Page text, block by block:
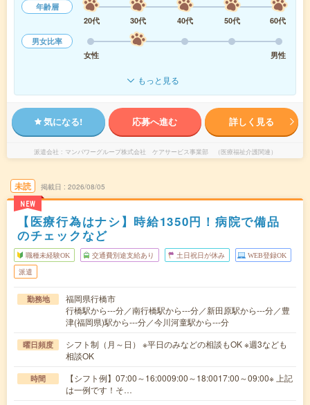
年齢層
20代
30代 40代 50代
60代
男女比率
女性
男性
もっと見る
気になる! 応募へ進む 詳しく見る
派遣会社 マンパワーグループ株式会社 ケアサービス事業部 （医療福祉介護関連）
未読
NEW
掲載日 2026/08/05
【医療行為はナシ】時給1350円！病院で備品
のチェックなど
職種未経験OK 交通費別途支給あり 土日祝日が休み WEB登録OK
派遣
勤務地
福岡県行橋市
行橋駅から---分／南行橋駅から---分／新田原駅から---分／豊
津(福岡県)駅から---分／今川河童駅から---分
曜日頻度
シフト制（月～日） ※平日のみなどの相談もOK ※週3なども
相談OK
時間
【シフト例】07:00～16:0009:00～18:0017:00～09:00※ 上記
は一例です！そ…